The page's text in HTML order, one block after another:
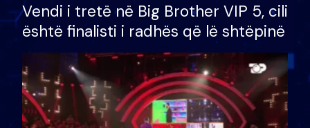
Vendi i tretë në Big Brother VIP 5, cili
është finalisti i radhës që lë shtëpinë